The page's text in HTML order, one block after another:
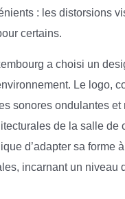
: les distorsions
certains.
a choisi un
Le logo,
sonores ondulantes et
de la salle de
d’adapter sa forme
incarnant un niveau